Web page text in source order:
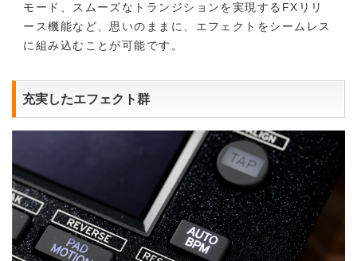
モード、スムーズなトランジションを実現するFXリリ
ース機能など、思いのままに、エフェクトをシームレス
に組み込むことが可能です。
充実したエフェクト群